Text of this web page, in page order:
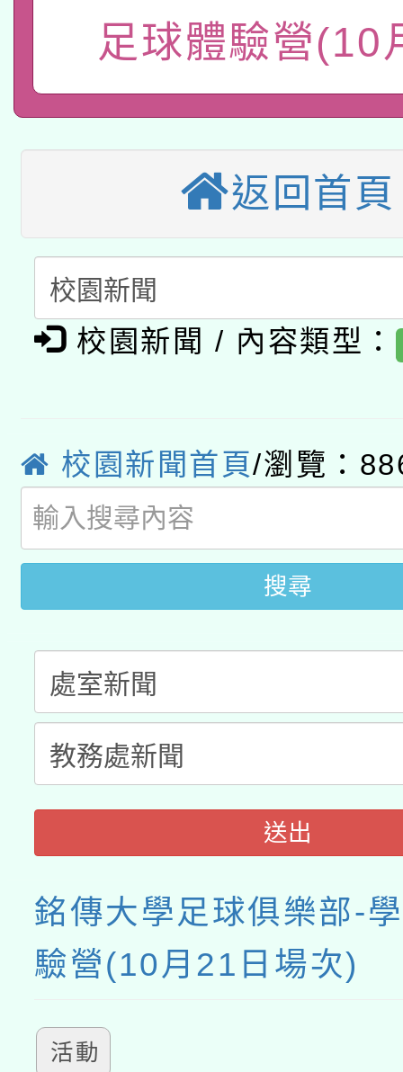
業技術研究院辦理「
用水績優單位及節水達
動」
115年8月22日(星期六
桃園市孔廟祈福系列
開 智慧啟航」
2026年桃園地景藝術
招甄選結果公告(無人
招)
適應運動共學行動站研
本館辦理115年度閱讀
暨閱讀推動專業研習
科技賦能─人工智慧
礎課程
A3數位素養講師名單
「數位內容與教學軟
薪期間赴陸應申請許可
轉知經濟部水利署委託
業技術研究院辦理「
用水績優單位及節水達
115年8月22日(星期六
桃園市孔廟祈福系列
開 智慧啟航」
2026年桃園地景藝術
足球體驗營(10
返回首頁
校園新聞 / 內容類型：
校園新聞首頁/瀏覽：
搜尋
送出
銘傳大學足球俱樂部-
驗營(10月21日場次)
活動